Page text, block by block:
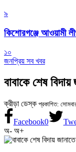
৯
কিশোরগঞ্জে আওয়ামী
১০
জনপ্রিয় সব খবর
বাবাকে শেষ
ক্রীড়া ডেস্ক প্রকাশিত:
Facebook0
অ- অ+